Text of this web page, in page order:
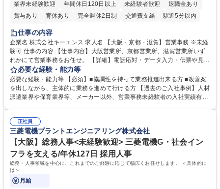
業界未経験歓迎
年間休日120日以上 未経験者歓迎
退職金あり
賞与あり
育休あり 完全週休2日制 交通費支給
駅近5分以内
土日祝休み
仕事の内容
企業名 株式会社キーエンス 求人名 【大阪・京都・滋賀】営業事務 ※未経
験可 仕事の内容 【仕事内容】大阪営業所、京都営業所、滋賀営業所いず
れかにて営業事務をお任せ。 【詳細】電話応対・データ入力・伝票や見積
の作成・カタログ送付・来客対応・営業所内で発生する事務業務や業務改
善をお任せ。 【教育制度】ご入社後、育成担当とペアになりながらOJTに
て業務を覚えていただくことが可能です。業務システムがきちんと構築さ
れているため、スムーズに仕事に慣れることができる環境です。また、
募集職種 【大阪・京都・滋賀】営業事務 ※未経験可
必要な経験・能力等
必要な経験・能力等 【必須】■協調性を持って業務推進出来る方 ■改善案
を出しながら、主体的に業務を進めて行ける方 【過去のご入社事例】人材
派遣業界や保育業界等、メーカー以外、営業事務未経験者の入社実績有
えて、お客様や社員の状況に合わせ、能動的なサポート、改善の動きも期
待され。組織を支えるスペシャリストとして、チームに貢献し、結果的に
社員から頼られる存在になることができます。平均19:30の退勤以降の業
務の持ち帰りも禁止されており、メリハリのある働き方となります。 学
歴・資格 学歴：大学院 大学 高専 短大 語学力： 資格：
正社員
三菱電機プラントエンジニアリング株式会社
【大阪】総務人事<未経験歓迎> 三菱電機G・社会イン
フラを支える/年休127日 採用人事
総務・人事領域を中心に、これまでのご経験に応じて幅広くお任せします。 ＜具体的に
は＞
月給